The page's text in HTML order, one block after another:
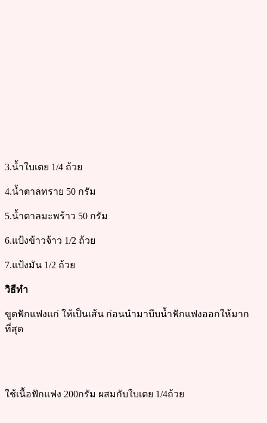
3.น้ำใบเตย 1/4 ถ้วย
4.น้ำตาลทราย 50 กรัม
5.น้ำตาลมะพร้าว 50 กรัม
6.แป้งข้าวจ้าว 1/2 ถ้วย
7.แป้งมัน 1/2 ถ้วย
วิธีทำ
ขูดฟักแฟงแก่ ให้เป็นเส้น ก่อนนำมาบีบน้ำฟักแฟงออกให้มาก
ที่สุด
ใช้เนื้อฟักแฟง 200กรัม ผสมกับใบเตย 1/4ถ้วย